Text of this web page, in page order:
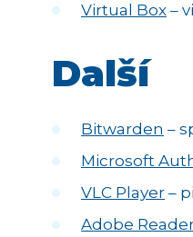
Virtual Box –
Další
Bitwarden –
Microsoft
VLC Player –
Adobe